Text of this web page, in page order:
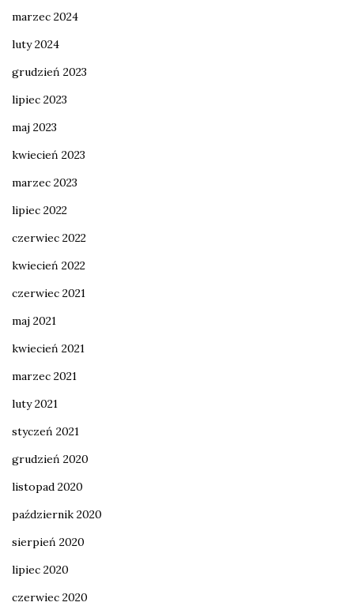
marzec 2024
luty 2024
grudzień 2023
lipiec 2023
maj 2023
kwiecień 2023
marzec 2023
lipiec 2022
czerwiec 2022
kwiecień 2022
czerwiec 2021
maj 2021
kwiecień 2021
marzec 2021
luty 2021
styczeń 2021
grudzień 2020
listopad 2020
październik 2020
sierpień 2020
lipiec 2020
czerwiec 2020